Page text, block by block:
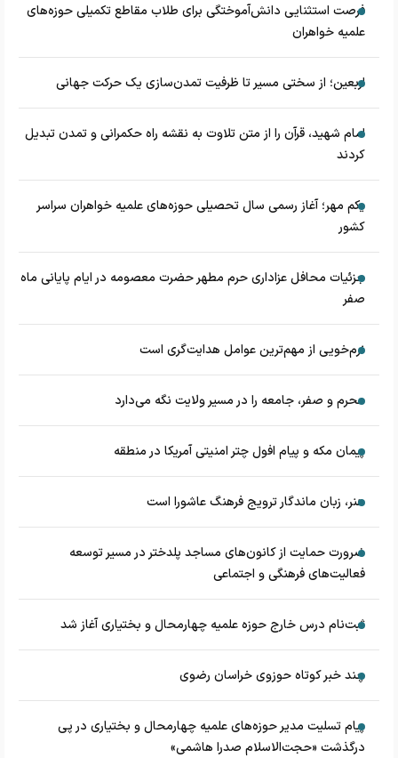
فرصت استثنایی دانش‌آموختگی برای طلاب مقاطع تکمیلی حوزه‌های
علمیه خواهران
اربعین؛ از سختی مسیر تا ظرفیت تمدن‌سازی یک حرکت جهانی
امام شهید، قرآن را از متن تلاوت به نقشه راه حکمرانی و تمدن تبدیل
کردند
یکم مهر؛ آغاز رسمی سال تحصیلی حوزه‌های علمیه خواهران سراسر
کشور
جزئیات محافل عزاداری حرم مطهر حضرت معصومه در ایام پایانی ماه
صفر
نرم‌خویی از مهم‌ترین عوامل هدایت‌گری است
محرم و صفر، جامعه را در مسیر ولایت نگه می‌دارد
پیمان مکه و پیام افول چتر امنیتی آمریکا در منطقه
هنر، زبان ماندگار ترویج فرهنگ عاشورا است
ضرورت حمایت از کانون‌های مساجد پلدختر در مسیر توسعه
فعالیت‌های فرهنگی و اجتماعی
ثبت‌نام درس خارج حوزه علمیه چهارمحال و بختیاری آغاز شد
چند خبر کوتاه حوزوی خراسان رضوی
پیام تسلیت مدیر حوزه‌های علمیه چهارمحال و بختیاری در پی
درگذشت «حجت‌الاسلام صدرا هاشمی»